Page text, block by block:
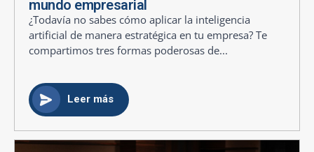
mundo empresarial
¿Todavía no sabes cómo aplicar la inteligencia
artificial de manera estratégica en tu empresa? Te
compartimos tres formas poderosas de...
Leer más